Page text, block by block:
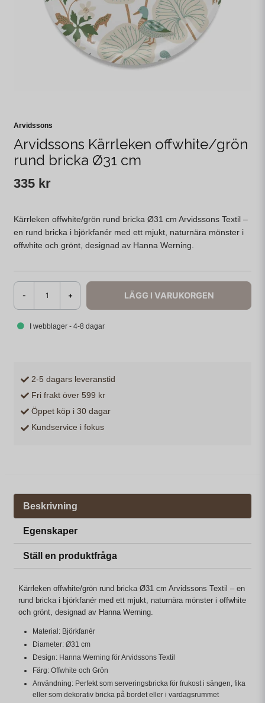
Arvidssons
Arvidssons Kärrleken offwhite/grön
rund bricka Ø31 cm
335 kr
Kärrleken offwhite/grön rund bricka Ø31 cm Arvidssons Textil –
en rund bricka i björkfanér med ett mjukt, naturnära mönster i
offwhite och grönt, designad av Hanna Werning.
- + LÄGG I VARUKORGEN
I webblager - 4-8 dagar
2-5 dagars leveranstid
Fri frakt över 599 kr
Öppet köp i 30 dagar
Kundservice i fokus
Beskrivning
Egenskaper
Ställ en produktfråga
Kärrleken offwhite/grön rund bricka Ø31 cm Arvidssons Textil – en
rund bricka i björkfanér med ett mjukt, naturnära mönster i offwhite
och grönt, designad av Hanna Werning.
Material: Björkfanér
Diameter: Ø31 cm
Design: Hanna Werning för Arvidssons Textil
Färg: Offwhite och Grön
Användning: Perfekt som serveringsbricka för frukost i sängen, fika
eller som dekorativ bricka på bordet eller i vardagsrummet